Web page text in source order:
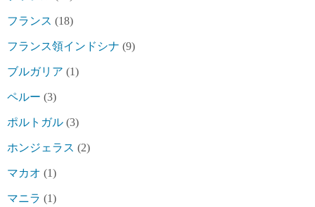
フランス (18)
フランス領インドシナ (9)
ブルガリア (1)
ペルー (3)
ポルトガル (3)
ホンジェラス (2)
マカオ (1)
マニラ (1)